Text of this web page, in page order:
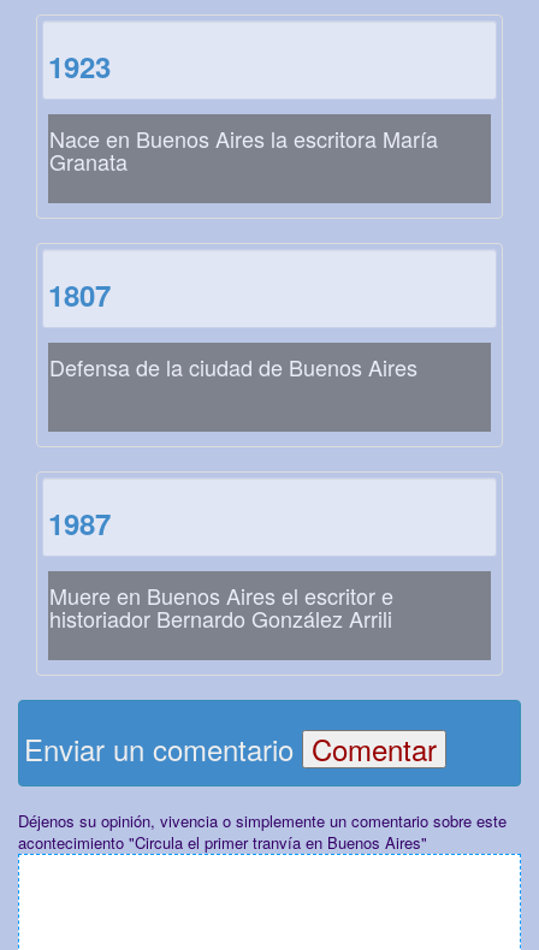
1923
Nace en Buenos Aires la escritora María
Granata
1807
Defensa de la ciudad de Buenos Aires
1987
Muere en Buenos Aires el escritor e
historiador Bernardo González Arrili
Enviar un comentario
Déjenos su opinión, vivencia o simplemente un comentario sobre este
acontecimiento "Circula el primer tranvía en Buenos Aires"